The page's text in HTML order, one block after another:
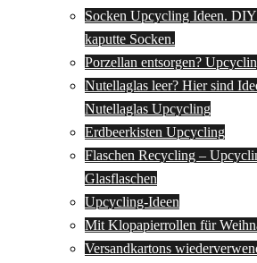
Socken Upcycling Ideen.
kaputte Socken.
Porzellan entsorgen?
Nutellaglas leer? Hier sind
Nutellaglas Upcycling
Erdbeerkisten Upcycling
Flaschen Recycling –
Glasflaschen
Upcycling-Ideen
Mit Klopapierrollen für
Versandkartons